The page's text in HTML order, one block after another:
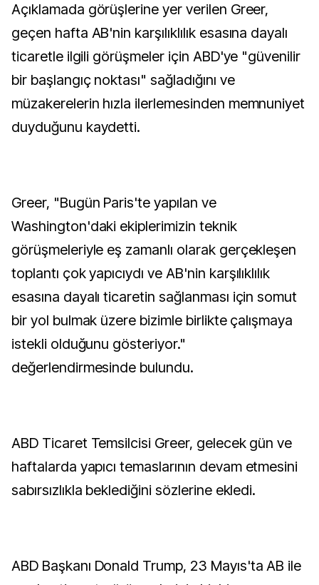
Açıklamada görüşlerine yer verilen Greer,
geçen hafta AB'nin karşılıklılık esasına dayalı
ticaretle ilgili görüşmeler için ABD'ye "güvenilir
bir başlangıç noktası" sağladığını ve
müzakerelerin hızla ilerlemesinden memnuniyet
duyduğunu kaydetti.
Greer, "Bugün Paris'te yapılan ve
Washington'daki ekiplerimizin teknik
görüşmeleriyle eş zamanlı olarak gerçekleşen
toplantı çok yapıcıydı ve AB'nin karşılıklılık
esasına dayalı ticaretin sağlanması için somut
bir yol bulmak üzere bizimle birlikte çalışmaya
istekli olduğunu gösteriyor."
değerlendirmesinde bulundu.
ABD Ticaret Temsilcisi Greer, gelecek gün ve
haftalarda yapıcı temaslarının devam etmesini
sabırsızlıkla beklediğini sözlerine ekledi.
ABD Başkanı Donald Trump, 23 Mayıs'ta AB ile